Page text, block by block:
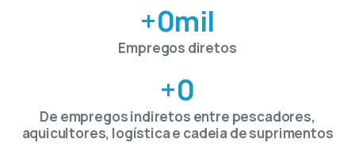
+0mil
Empregos diretos
+0
De empregos indiretos entre pescadores,
aquicultores, logística e cadeia de suprimentos